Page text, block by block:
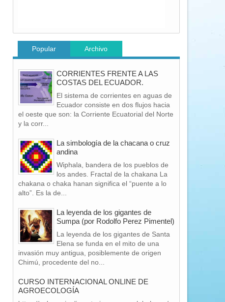
Popular Archivo
CORRIENTES FRENTE A LAS
COSTAS DEL ECUADOR.
El sistema de corrientes en aguas de
Ecuador consiste en dos flujos hacia
el oeste que son: la Corriente Ecuatorial del Norte
y la corr...
La simbología de la chacana o cruz
andina
Wiphala, bandera de los pueblos de
los andes. Fractal de la chakana La
chakana o chaka hanan significa el “puente a lo
alto”. Es la de...
La leyenda de los gigantes de
Sumpa (por Rodolfo Perez Pimentel)
La leyenda de los gigantes de Santa
Elena se funda en el mito de una
invasión muy antigua, posiblemente de origen
Chimú, procedente del no...
CURSO INTERNACIONAL ONLINE DE
AGROECOLOGÍA